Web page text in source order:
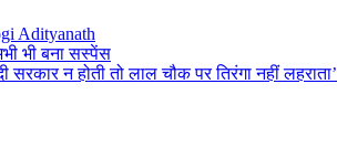
Adityanath
भी बना सस्पेंस
सरकार न होती तो लाल चौक पर तिरंगा नहीं लहराता’